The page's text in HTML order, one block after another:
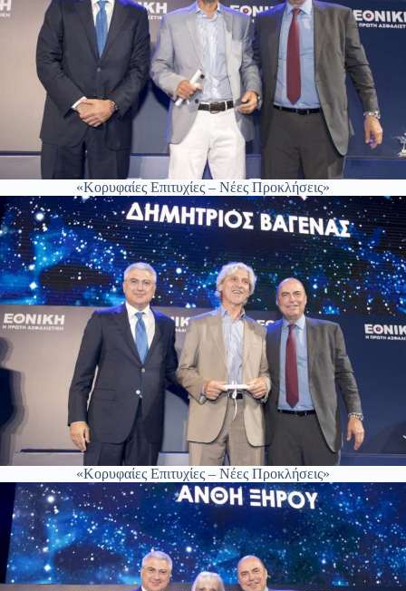
«Κορυφαίες Επιτυχίες – Νέες Προκλήσεις»
«Κορυφαίες Επιτυχίες – Νέες Προκλήσεις»